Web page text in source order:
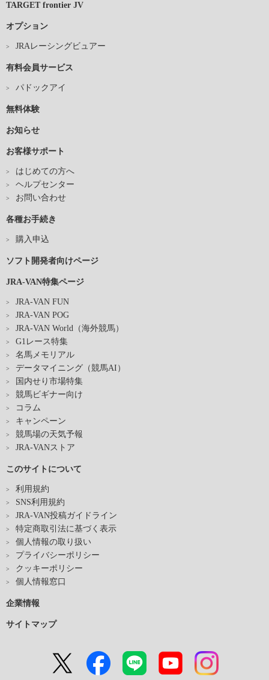
TARGET frontier JV
オプション
JRAレーシングビュアー
有料会員サービス
パドックアイ
無料体験
お知らせ
お客様サポート
はじめての方へ
ヘルプセンター
お問い合わせ
各種お手続き
購入申込
ソフト開発者向けページ
JRA-VAN特集ページ
JRA-VAN FUN
JRA-VAN POG
JRA-VAN World（海外競馬）
G1レース特集
名馬メモリアル
データマイニング（競馬AI）
国内せり市場特集
競馬ビギナー向け
コラム
キャンペーン
競馬場の天気予報
JRA-VANストア
このサイトについて
利用規約
SNS利用規約
JRA-VAN投稿ガイドライン
特定商取引法に基づく表示
個人情報の取り扱い
プライバシーポリシー
クッキーポリシー
個人情報窓口
企業情報
サイトマップ